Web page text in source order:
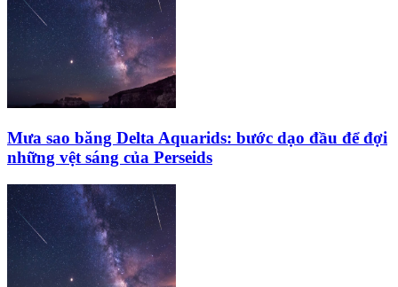
Mưa sao băng Delta Aquarids: bước dạo đầu để đợi
những vệt sáng của Perseids